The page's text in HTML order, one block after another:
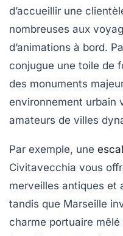
d’accueillir une
nombreuses aux
d’animations à bord.
conjugue une toile de
des monuments
environnement urbain
amateurs de villes
Par exemple, une
Civitavecchia vous
merveilles antiques et
tandis que Marseille
charme portuaire